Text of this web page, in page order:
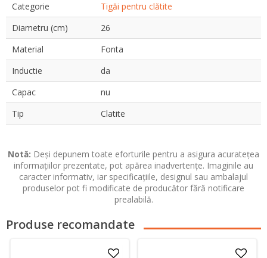
Categorie
Tigăi pentru clătite
Diametru (cm)
26
Material
Fonta
Inductie
da
Capac
nu
Tip
Clatite
Notă: Deși depunem toate eforturile pentru a asigura acuratețea
informațiilor prezentate, pot apărea inadvertențe. Imaginile au
caracter informativ, iar specificațiile, designul sau ambalajul
produselor pot fi modificate de producător fără notificare
prealabilă.
Produse recomandate